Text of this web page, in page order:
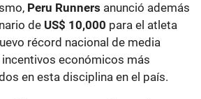
Peru Runners anunció además
de US$ 10,000 para el atleta
récord nacional de media
económicos más
en esta disciplina en el país.